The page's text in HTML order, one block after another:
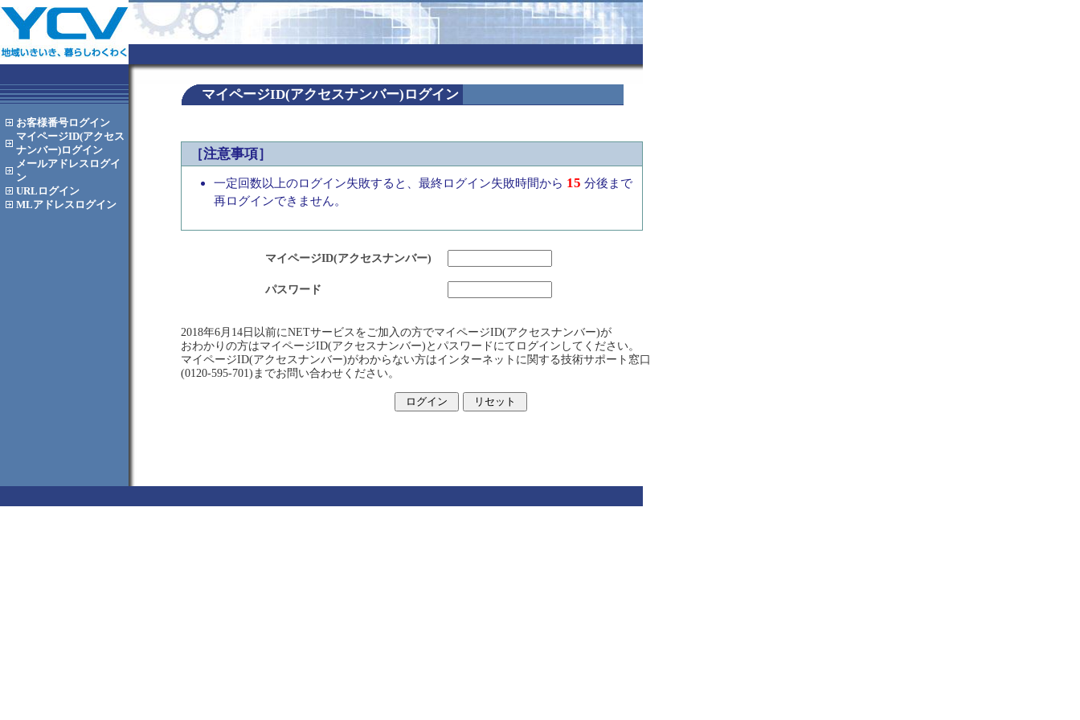
お客様番号ログイン
マイページID(アクセス
ナンバー)ログイン
メールアドレス ログイ
ン
URL ログイン
MLアドレス ログイン
マイページID(アクセスナンバー)ログイン
［注意事項］
一定回数以上のログイン失敗すると、最終ログイン失敗時間から 15 分後まで
再ログインできません。
マイページID(アクセスナンバー)
パスワード
2018年6月14日以前にNETサービスをご加入の方でマイページID(アクセスナンバー)が
おわかりの方はマイページID(アクセスナンバー)とパスワードにてログインしてください。
マイページID(アクセスナンバー)がわからない方はインターネットに関する技術サポート窓口
(0120-595-701)までお問い合わせください。